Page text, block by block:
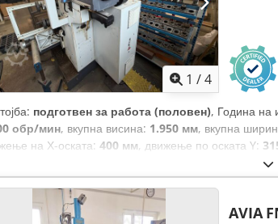
1 /4
подготвен за работа (половен), Година на
обр/мин, вкупна висина: 1.950 мм, вкупна
на Х-оската: 400 мм, движење по оската Y:
, модел на
W, максимална должина на производот:2.700
AVIA